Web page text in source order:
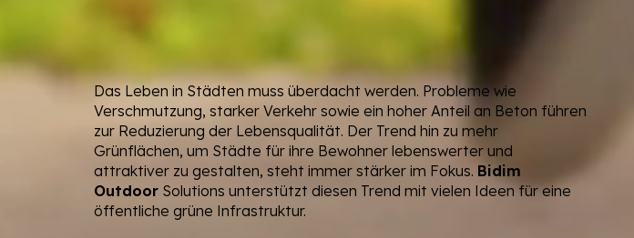
Das Leben in Städten muss überdacht werden. Probleme wie
Verschmutzung, starker Verkehr sowie ein hoher Anteil an Beton führen
zur Reduzierung der Lebensqualität. Der Trend hin zu mehr
Grünflächen, um Städte für ihre Bewohner lebenswerter und
attraktiver zu gestalten, steht immer stärker im Fokus. Bidim
Outdoor Solutions unterstützt diesen Trend mit vielen Ideen für eine
öffentliche grüne Infrastruktur.